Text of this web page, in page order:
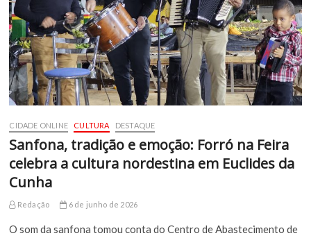
CIDADE ONLINE CULTURA DESTAQUE
Sanfona, tradição e emoção: Forró na Feira
celebra a cultura nordestina em Euclides da
Cunha
Redação 6 de junho de 2026
O som da sanfona tomou conta do Centro de Abastecimento de